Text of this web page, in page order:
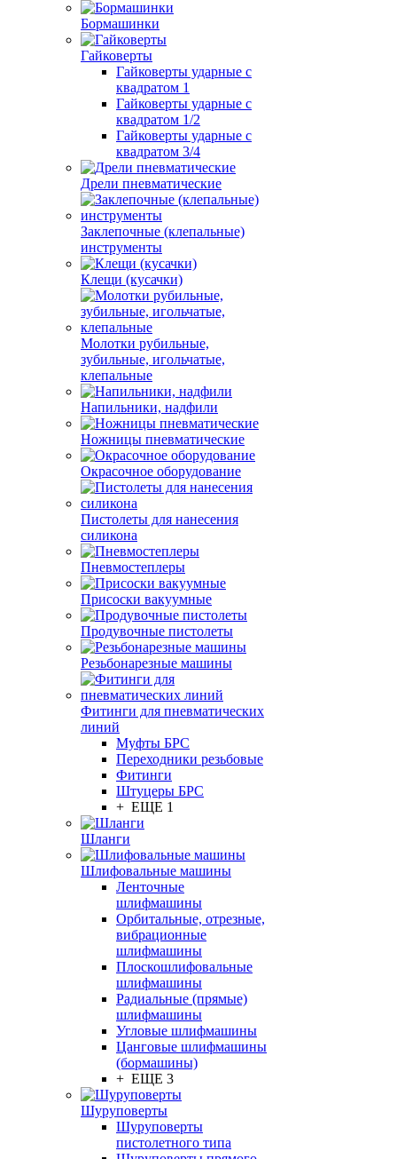
Бормашинки
Гайковерты
Гайковерты ударные с
квадратом 1
Гайковерты ударные с
квадратом 1/2
Гайковерты ударные с
квадратом 3/4
Дрели пневматические
Заклепочные (клепальные)
инструменты
Клещи (кусачки)
Молотки рубильные,
зубильные, игольчатые,
клепальные
Напильники, надфили
Ножницы пневматические
Окрасочное оборудование
Пистолеты для нанесения
силикона
Пневмостеплеры
Присоски вакуумные
Продувочные пистолеты
Резьбонарезные машины
Фитинги для пневматических
линий
Муфты БРС
Переходники резьбовые
Фитинги
Штуцеры БРС
+ ЕЩЕ 1
Шланги
Шлифовальные машины
Ленточные
шлифмашины
Орбитальные, отрезные,
вибрационные
шлифмашины
Плоскошлифовальные
шлифмашины
Радиальные (прямые)
шлифмашины
Угловые шлифмашины
Цанговые шлифмашины
(бормашины)
+ ЕЩЕ 3
Шуруповерты
Шуруповерты
пистолетного типа